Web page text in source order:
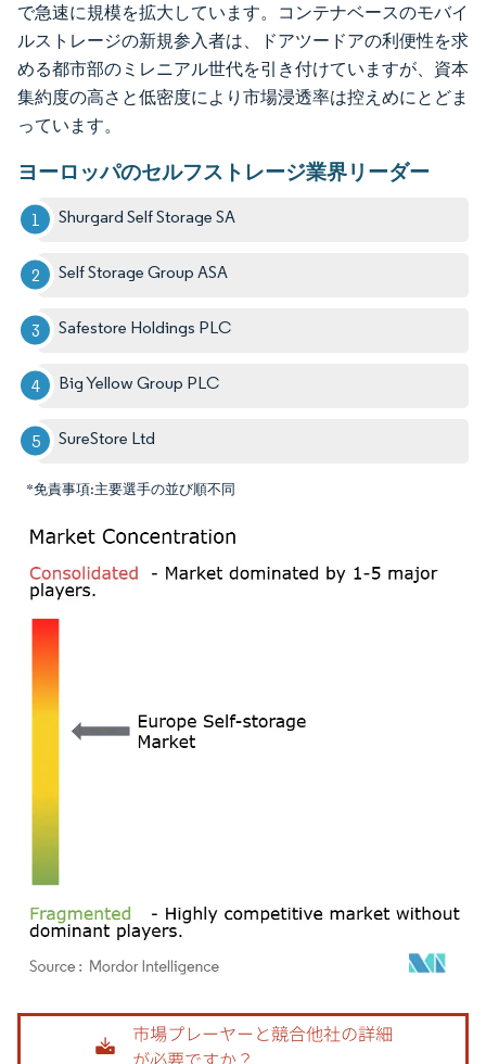
で急速に規模を拡大しています。コンテナベースのモバイ
ルストレージの新規参入者は、ドアツードアの利便性を求
める都市部のミレニアル世代を引き付けていますが、資本
集約度の高さと低密度により市場浸透率は控えめにとどま
っています。
ヨーロッパのセルフストレージ業界リーダー
Shurgard Self Storage SA
Self Storage Group ASA
Safestore Holdings PLC
Big Yellow Group PLC
SureStore Ltd
*免責事項:主要選手の並び順不同
画像 © Mordor Intelligence。再利用にはCC BY 4.0の表示が必要です。